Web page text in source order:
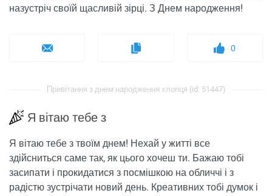
назустріч своїй щасливій зірці. З Днем народження!
0
Привітання з днем ​​народження хлопця (id: 51447)
Я вітаю тебе з
Я вітаю тебе з твоїм днем! Нехай у житті все
здійсниться саме так, як цього хочеш ти. Бажаю тобі
засипати і прокидатися з посмішкою на обличчі і з
радістю зустрічати новий день. Креативних тобі думок і